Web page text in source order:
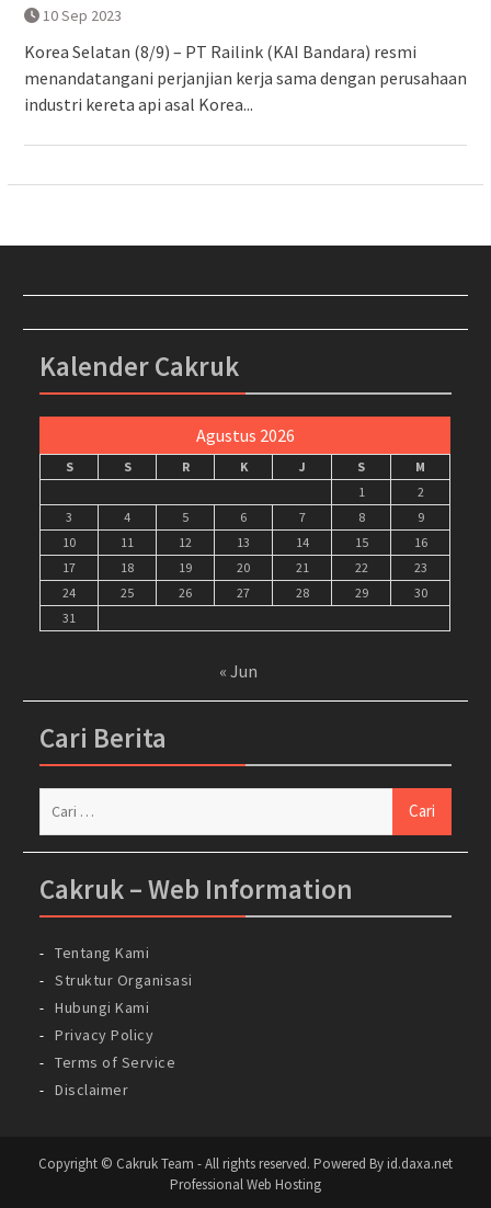
10 Sep 2023
Korea Selatan (8/9) – PT Railink (KAI Bandara) resmi
menandatangani perjanjian kerja sama dengan perusahaan
industri kereta api asal Korea...
Kalender Cakruk
Agustus 2026
S S R K J S
M
1
2
3
4 5 6 7 8
9
10
11 12 13 14 15
16
17
18 19 20 21 22
23
24
25 26 27 28 29
30
31
« Jun
Cari Berita
Cakruk – Web Information
Tentang Kami
Struktur Organisasi
Hubungi Kami
Privacy Policy
Terms of Service
Disclaimer
Copyright © Cakruk Team - All rights reserved. Powered By id.daxa.net
Professional Web Hosting